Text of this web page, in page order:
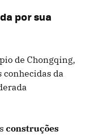
por sua
de Chongqing,
conhecidas da
construções